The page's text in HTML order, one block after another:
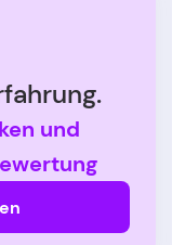
und